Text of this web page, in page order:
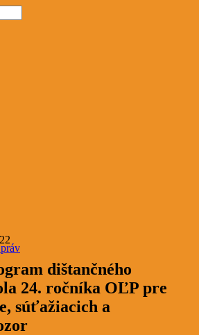
dištančného
24. ročníka OĽP pre
súťažiacich a